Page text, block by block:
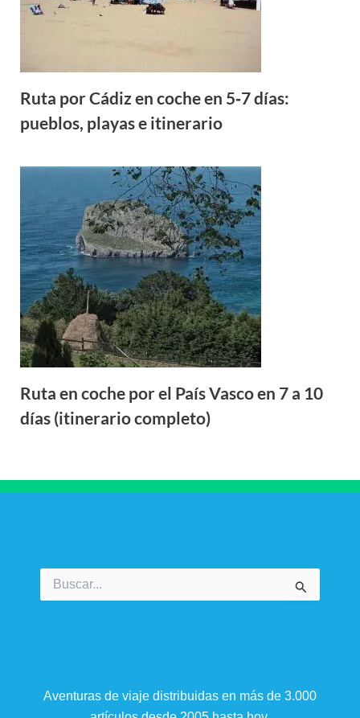
Ruta por Cádiz en coche en 5‑7 días:
pueblos, playas e itinerario
Ruta en coche por el País Vasco en 7 a 10
días (itinerario completo)
Buscar
por:
Aventuras de viaje distribuidas en más de 3.000